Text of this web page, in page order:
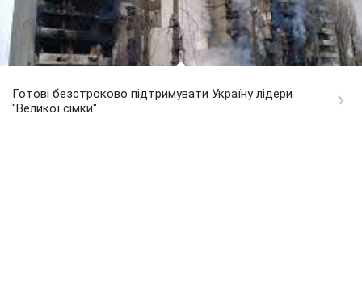
Готові безстроково підтримувати Україну лідери
"Великої сімки"